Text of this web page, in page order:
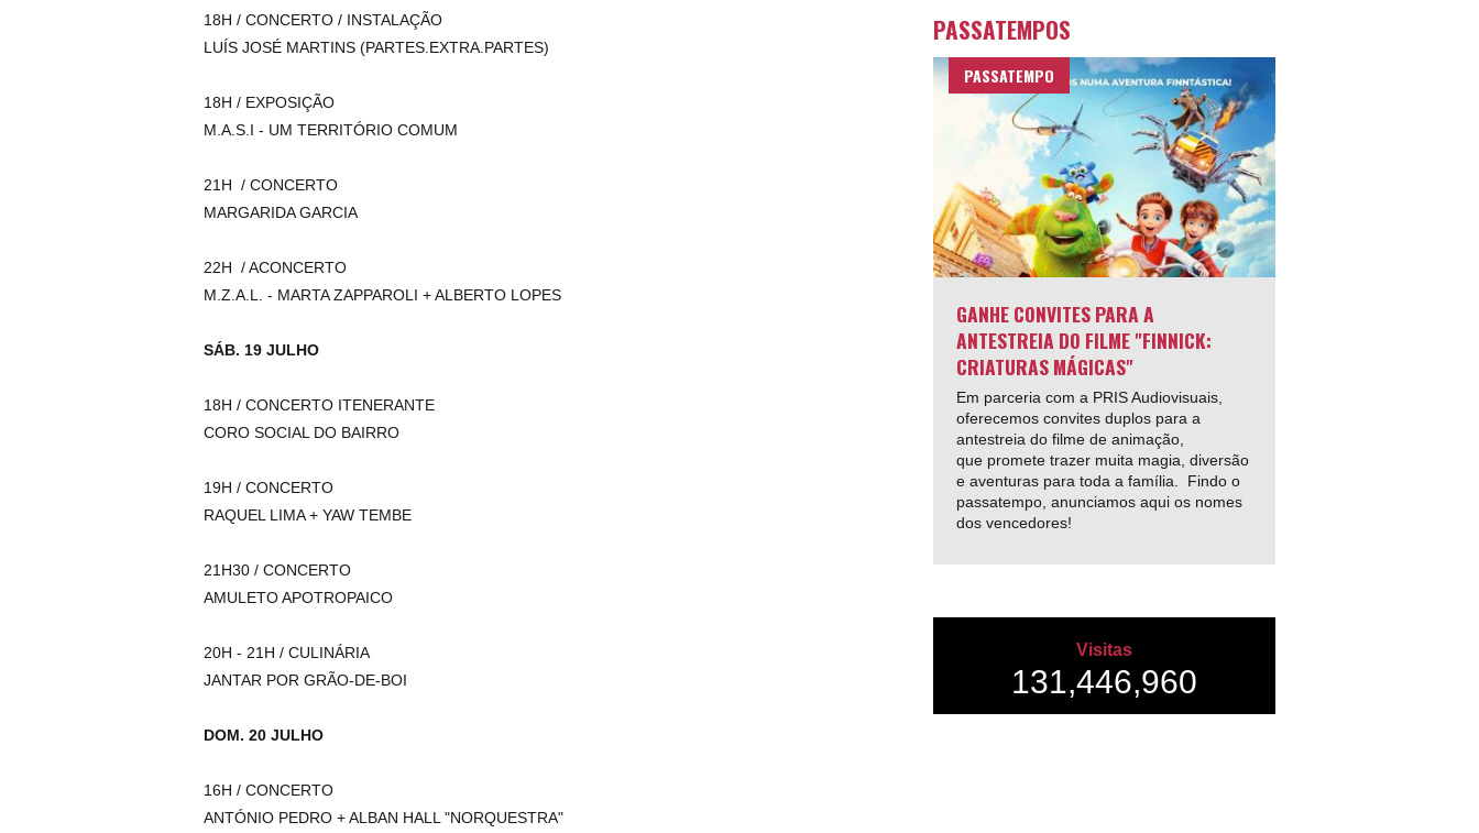
18H / CONCERTO / INSTALAÇÃO
LUÍS JOSÉ MARTINS (PARTES.EXTRA.PARTES)
18H / EXPOSIÇÃO
M.A.S.I - UM TERRITÓRIO COMUM
21H / CONCERTO
MARGARIDA GARCIA
22H / ACONCERTO
M.Z.A.L. - MARTA ZAPPAROLI + ALBERTO LOPES
SÁB. 19 JULHO
18H / CONCERTO ITENERANTE
CORO SOCIAL DO BAIRRO
19H / CONCERTO
RAQUEL LIMA + YAW TEMBE
21H30 / CONCERTO
AMULETO APOTROPAICO
20H - 21H / CULINÁRIA
JANTAR POR GRÃO-DE-BOI
DOM. 20 JULHO
16H / CONCERTO
ANTÓNIO PEDRO + ALBAN HALL "NORQUESTRA"
PASSATEMPOS
PASSATEMPO
GANHE CONVITES PARA A
ANTESTREIA DO FILME "FINNICK:
CRIATURAS MÁGICAS"
Em parceria com a PRIS Audiovisuais,
oferecemos convites duplos para a
antestreia do filme de animação,
que promete trazer muita magia, diversão
e aventuras para toda a família. Findo o
passatempo, anunciamos aqui os nomes
dos vencedores!
Visitas
131,446,960